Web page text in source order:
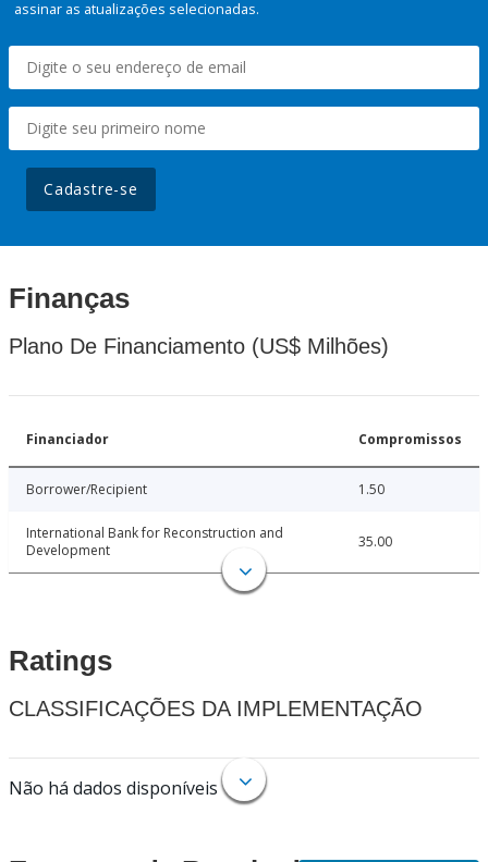
assinar as atualizações selecionadas.
Cadastre-se
Finanças
Plano De Financiamento (US$ Milhões)
Financiador Compromissos
Borrower/Recipient 1.50
International Bank for Reconstruction and
Development
35.00
Ratings
CLASSIFICAÇÕES DA IMPLEMENTAÇÃO
Não há dados disponíveis